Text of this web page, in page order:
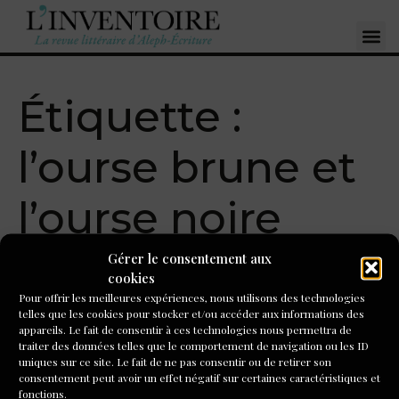
Gérer le consentement aux
cookies
Pour offrir les meilleures expériences, nous utilisons des technologies
telles que les cookies pour stocker et/ou accéder aux informations des
appareils. Le fait de consentir à ces technologies nous permettra de
traiter des données telles que le comportement de navigation ou les ID
uniques sur ce site. Le fait de ne pas consentir ou de retirer son
consentement peut avoir un effet négatif sur certaines caractéristiques et
fonctions.
Étiquette :
l’ourse brune et
l’ourse noire
L’Ourse brune, une
maison d’édition
consacrée à la nouvelle
Quand on lui demande comment elle a choisi le nom de sa